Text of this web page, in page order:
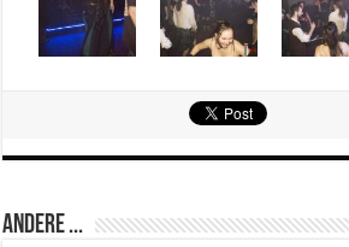
Andere ...